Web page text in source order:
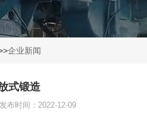
企业新闻
式锻造
发布时间：2022-12-09